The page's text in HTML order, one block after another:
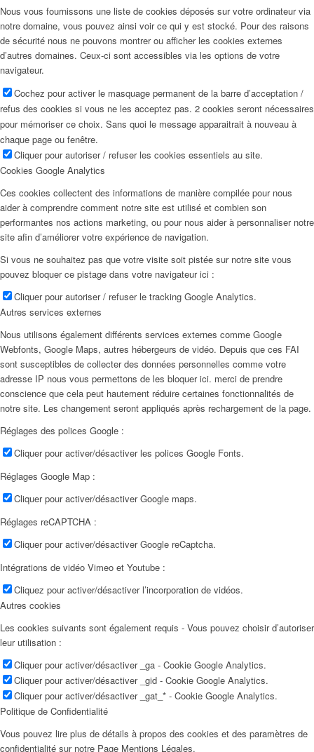
Nous vous fournissons une liste de cookies déposés sur votre ordinateur via
notre domaine, vous pouvez ainsi voir ce qui y est stocké. Pour des raisons
de sécurité nous ne pouvons montrer ou afficher les cookies externes
d’autres domaines. Ceux-ci sont accessibles via les options de votre
navigateur.
Cochez pour activer le masquage permanent de la barre d’acceptation /
refus des cookies si vous ne les acceptez pas. 2 cookies seront nécessaires
pour mémoriser ce choix. Sans quoi le message apparaitrait à nouveau à
chaque page ou fenêtre.
Cliquer pour autoriser / refuser les cookies essentiels au site.
Cookies Google Analytics
Ces cookies collectent des informations de manière compilée pour nous
aider à comprendre comment notre site est utilisé et combien son
performantes nos actions marketing, ou pour nous aider à personnaliser notre
site afin d’améliorer votre expérience de navigation.
Si vous ne souhaitez pas que votre visite soit pistée sur notre site vous
pouvez bloquer ce pistage dans votre navigateur ici :
Cliquer pour autoriser / refuser le tracking Google Analytics.
Autres services externes
Nous utilisons également différents services externes comme Google
Webfonts, Google Maps, autres hébergeurs de vidéo. Depuis que ces FAI
sont susceptibles de collecter des données personnelles comme votre
adresse IP nous vous permettons de les bloquer ici. merci de prendre
conscience que cela peut hautement réduire certaines fonctionnalités de
notre site. Les changement seront appliqués après rechargement de la page.
Réglages des polices Google :
Cliquer pour activer/désactiver les polices Google Fonts.
Réglages Google Map :
Cliquer pour activer/désactiver Google maps.
Réglages reCAPTCHA :
Cliquer pour activer/désactiver Google reCaptcha.
Intégrations de vidéo Vimeo et Youtube :
Cliquez pour activer/désactiver l’incorporation de vidéos.
Autres cookies
Les cookies suivants sont également requis - Vous pouvez choisir d’autoriser
leur utilisation :
Cliquer pour activer/désactiver _ga - Cookie Google Analytics.
Cliquer pour activer/désactiver _gid - Cookie Google Analytics.
Cliquer pour activer/désactiver _gat_* - Cookie Google Analytics.
Politique de Confidentialité
Vous pouvez lire plus de détails à propos des cookies et des paramètres de
confidentialité sur notre Page Mentions Légales.